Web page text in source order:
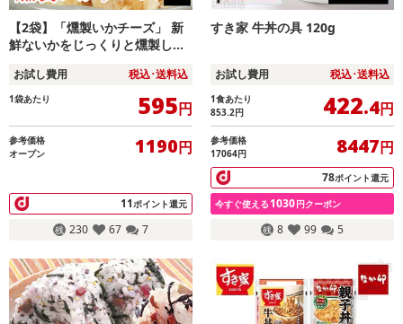
【2袋】「燻製いかチーズ」 新
鮮ないかをじっくりと燻製し、
お試し費用 税込･送料込
1袋あたり 595円
参考価格
オープン
1190円
11ポイント還元
230 67 7
すき家 牛丼の具 120g
お試し費用 税込･送料込
1食あたり
853.2円 422.4円
参考価格
17064円
8447円
78ポイント還元
今すぐ使える 1030円クーポン
8 99 5